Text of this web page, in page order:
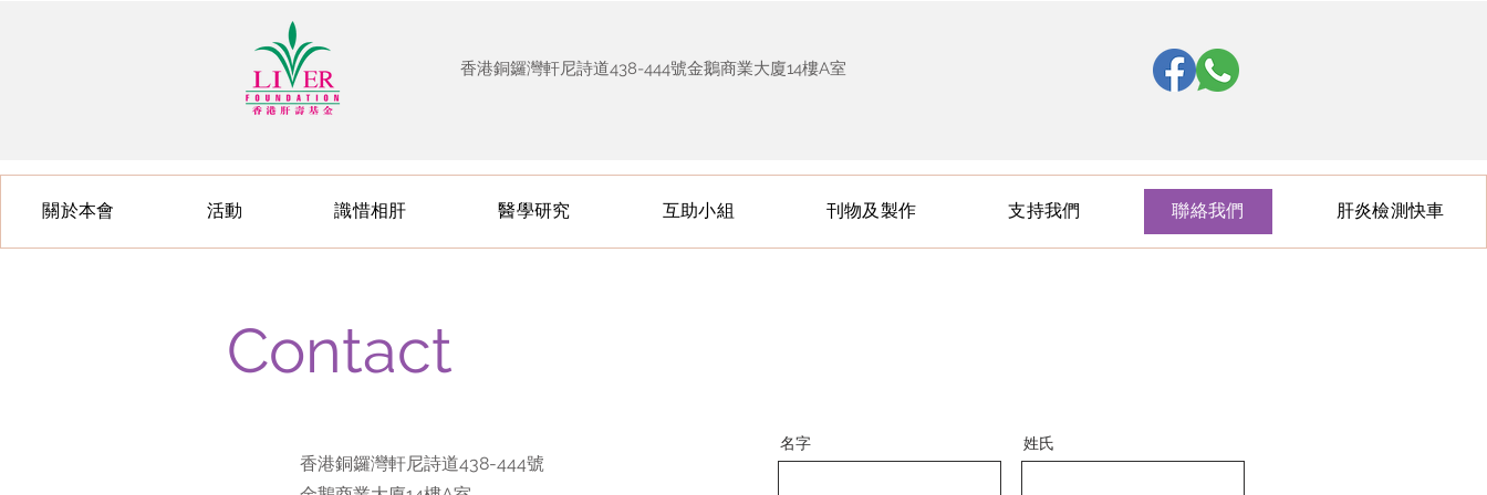
香港銅鑼灣軒尼詩道438-444號金鵝商業大廈14樓A室
關於本會 活動 識惜相肝 醫學研究 互助小組 刊物及製作 支持我們 聯絡我們 肝炎檢測快車
Contact
香港銅鑼灣軒尼詩道438-444號
名字 姓氏